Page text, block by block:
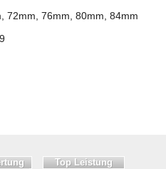
72mm, 76mm, 80mm, 84mm
Top Leistung